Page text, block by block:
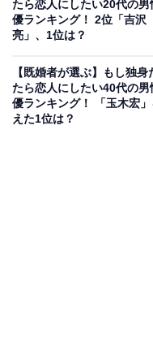
ってあげたくなる（40
ちと、活発そうな印象
性／千葉県）」などの
たら恋人にしたい20代の男
優ランキング！ 2位「吉沢
亮」、1位は？
【既婚者が選ぶ】もし独身
たら恋人にしたい40代の男
優ランキング！ 「玉木宏
えた1位は？